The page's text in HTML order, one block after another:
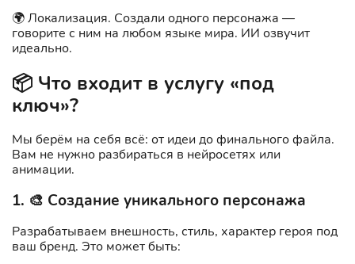
🌍 Локализация. Создали одного персонажа —
говорите с ним на любом языке мира. ИИ озвучит
идеально.
📦 Что входит в услугу «под
ключ»?
Мы берём на себя всё: от идеи до финального файла.
Вам не нужно разбираться в нейросетях или
анимации.
1. 🎨 Создание уникального персонажа
Разрабатываем внешность, стиль, характер героя под
ваш бренд. Это может быть: